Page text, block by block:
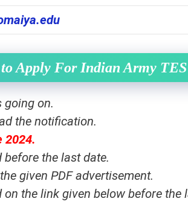
Apply For Indian Army
on.
the notification.
2024.
the last date.
given PDF advertisement.
the link given below before the